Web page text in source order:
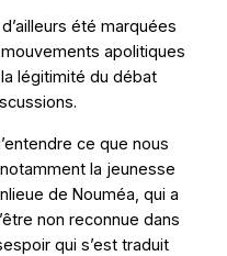
été marquées
apolitiques
légitimité du débat
ce que nous
la jeunesse
de Nouméa, qui a
non reconnue dans
qui s’est traduit